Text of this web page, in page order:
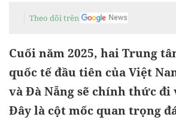
Theo dõi trên
Cuối năm 2025, hai Trung
quốc tế đầu tiên của Việt
và Đà Nẵng sẽ chính thức đi
Đây là cột mốc quan trọng